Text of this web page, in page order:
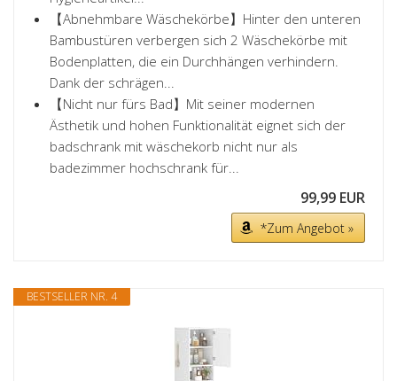
【Abnehmbare Wäschekörbe】Hinter den unteren
Bambustüren verbergen sich 2 Wäschekörbe mit
Bodenplatten, die ein Durchhängen verhindern.
Dank der schrägen...
【Nicht nur fürs Bad】Mit seiner modernen
Ästhetik und hohen Funktionalität eignet sich der
badschrank mit wäschekorb nicht nur als
badezimmer hochschrank für...
99,99 EUR
*Zum Angebot »
BESTSELLER NR. 4